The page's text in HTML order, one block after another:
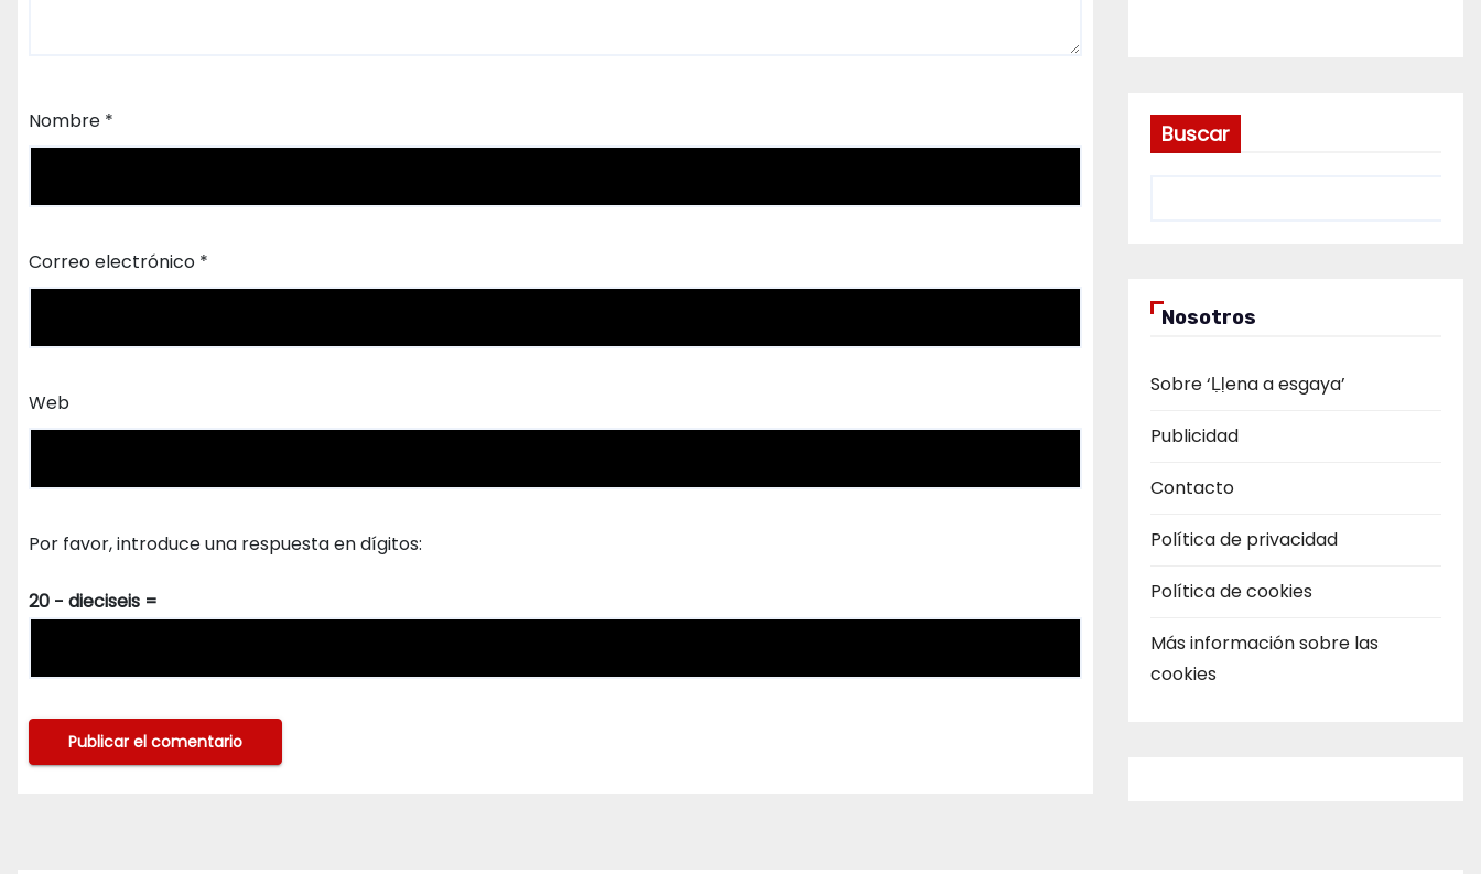
Nombre *
Correo electrónico *
Web
Por favor, introduce una respuesta en dígitos:
20 − dieciseis =
Buscar
Nosotros
Sobre ‘Ḷḷena a esgaya’
Publicidad
Contacto
Política de privacidad
Política de cookies
Más información sobre las
cookies